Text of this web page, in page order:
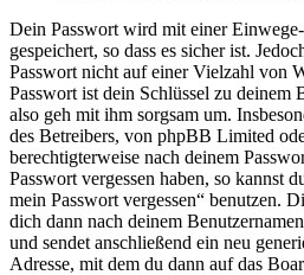
Dein Passwort wird mit einer
gespeichert, so dass es sicher ist.
Passwort nicht auf einer Vielzahl von
Passwort ist dein Schlüssel zu deinem
also geh mit ihm sorgsam um.
des Betreibers, von phpBB Limited
berechtigterweise nach deinem
Passwort vergessen haben, so kannst
mein Passwort vergessen“ benutzen.
dich dann nach deinem
und sendet anschließend ein neu
Adresse, mit dem du dann auf das